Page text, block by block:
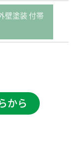
壁塗装 付帯
から